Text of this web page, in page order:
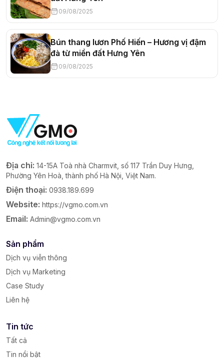
09/08/2025
Bún thang lươn Phố Hiến – Hương vị đậm
đà từ miền đất Hưng Yên
09/08/2025
Địa chỉ: 14-15A Toà nhà Charmvit, số 117 Trần Duy Hưng,
Phường Yên Hoà, thành phố Hà Nội, Việt Nam.
Điện thoại: 0938.189.699
Website: https://vgmo.com.vn
Email: Admin@vgmo.com.vn
Sản phẩm
Dịch vụ viễn thông
Dịch vụ Marketing
Case Study
Liên hệ
Tin tức
Tất cả
Tin nổi bật